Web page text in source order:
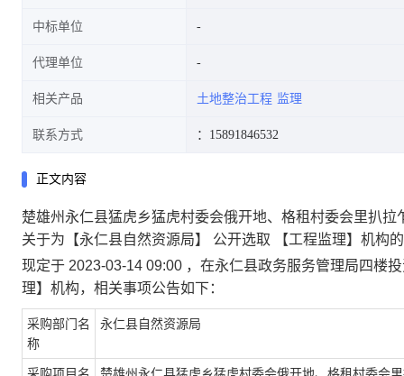
中标单位
代理单位
相关产品 土地整治工程 监理
联系方式 ：15891846532
正文内容
楚雄州永仁县猛虎乡猛虎村委会俄开地、格租村委会里扒
关于为【永仁县自然资源局】 公开选取 【工程监理】机构
现定于 2023-03-14 09:00 ，在永仁县政务服务管理局四楼
理】机构，相关事项公告如下：
采购部门名
称
永仁县自然资源局